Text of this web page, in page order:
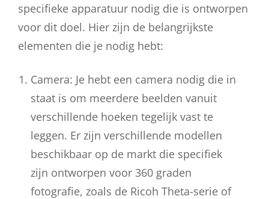
specifieke apparatuur nodig die is ontworpen
voor dit doel. Hier zijn de belangrijkste
elementen die je nodig hebt:
Camera: Je hebt een camera nodig die in
staat is om meerdere beelden vanuit
verschillende hoeken tegelijk vast te
leggen. Er zijn verschillende modellen
beschikbaar op de markt die specifiek
zijn ontworpen voor 360 graden
fotografie, zoals de Ricoh Theta-serie of